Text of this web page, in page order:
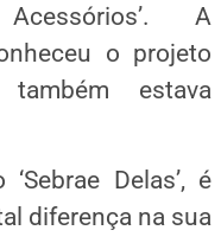
A
o projeto
estava
Delas’, é
diferença na sua